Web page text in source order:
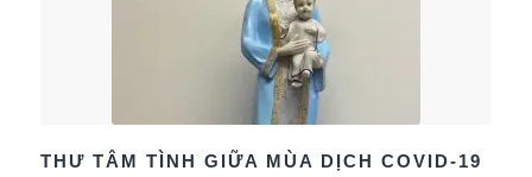
THƯ TÂM TÌNH GIỮA MÙA DỊCH COVID-19